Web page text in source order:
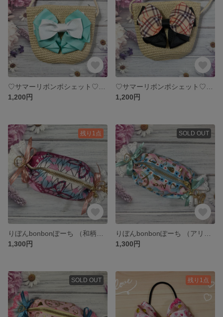
1,200円
1,200円
残り1点
1,300円
SOLD OUT
1,300円
SOLD OUT 残り1点